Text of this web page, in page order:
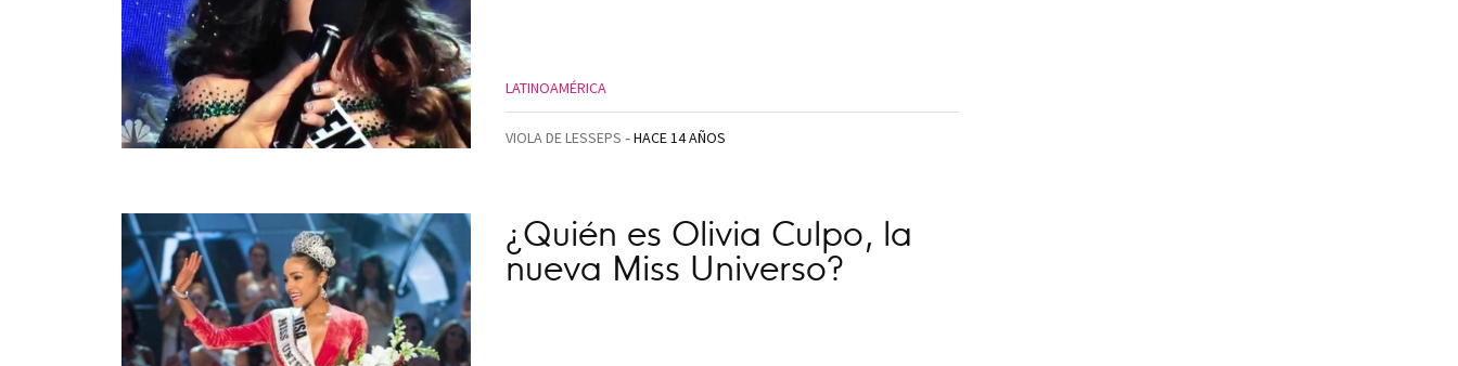
LATINOAMÉRICA
VIOLA DE LESSEPS HACE 14 AÑOS
¿Quién es Olivia Culpo, la
nueva Miss Universo?